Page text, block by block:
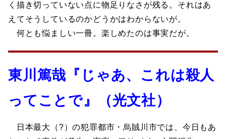
く描き切っていない点に物足りなさが残る。それはあ
えてそうしているのかどうかはわからないが。
何とも悩ましい一冊。楽しめたのは事実だが。
東川篤哉『じゃあ、これは殺人
ってことで』（光文社）
日本最大（?）の犯罪都市・烏賊川市では、今日もあ